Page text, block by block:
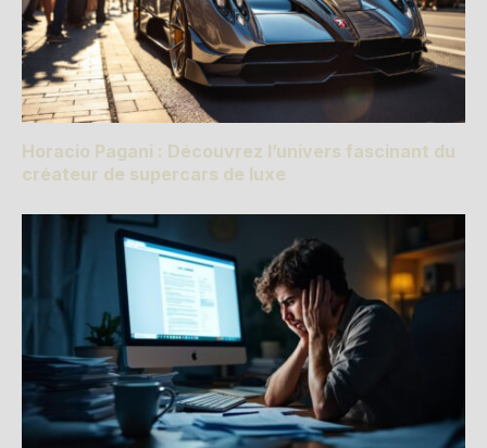
Horacio Pagani : Découvrez l’univers fascinant du
créateur de supercars de luxe